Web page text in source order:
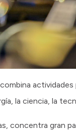
la ciencia, la
concentra gran